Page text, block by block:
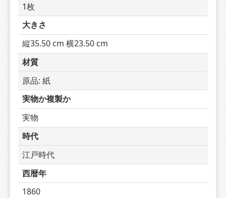
1枚
大きさ
縦35.50 cm 横23.50 cm
材質
原品: 紙
実物か複製か
実物
時代
江戸時代
西暦年
1860